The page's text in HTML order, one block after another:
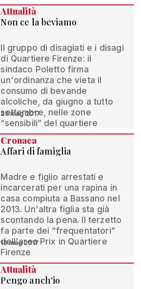
Attualità
Non ce la beviamo
Il gruppo di disagiati e i disagi
di Quartiere Firenze: il
sindaco Poletto firma
un'ordinanza che vieta il
consumo di bevande
alcoliche, da giugno a tutto
settembre, nelle zone
“sensibili” del quartiere
25 mag 2017
Cronaca
Affari di famiglia
Madre e figlio arrestati e
incarcerati per una rapina in
casa compiuta a Bassano nel
2013. Un'altra figlia sta già
scontando la pena. Il terzetto
fa parte dei “frequentatori”
dell'area Prix in Quartiere
Firenze
16 mag 2017
Attualità
Pengo anch'io